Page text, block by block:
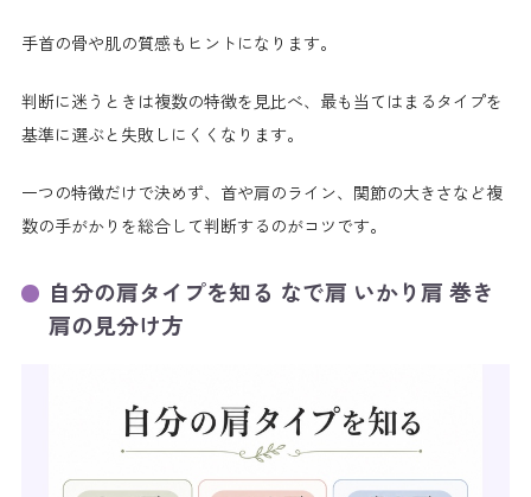
手首の骨や肌の質感もヒントになります。
判断に迷うときは複数の特徴を見比べ、最も当てはまるタイプを
基準に選ぶと失敗しにくくなります。
一つの特徴だけで決めず、首や肩のライン、関節の大きさなど複
数の手がかりを総合して判断するのがコツです。
自分の肩タイプを知る なで肩 いかり肩 巻き
肩の見分け方